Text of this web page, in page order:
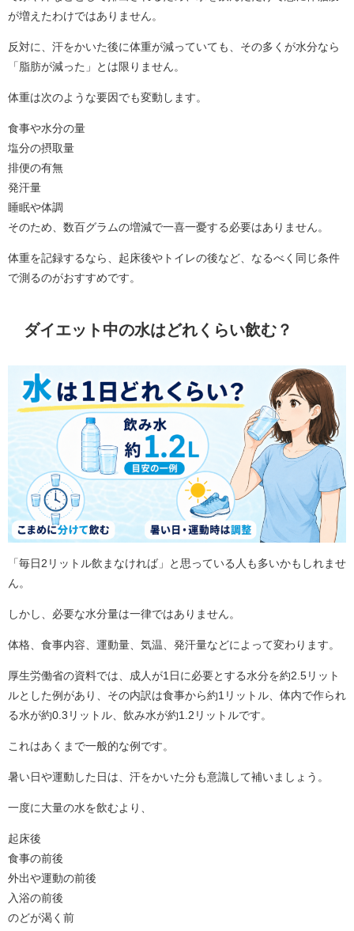
が増えたわけではありません。
反対に、汗をかいた後に体重が減っていても、その多くが水分なら
「脂肪が減った」とは限りません。
体重は次のような要因でも変動します。
食事や水分の量
塩分の摂取量
排便の有無
発汗量
睡眠や体調
そのため、数百グラムの増減で一喜一憂する必要はありません。
体重を記録するなら、起床後やトイレの後など、なるべく同じ条件
で測るのがおすすめです。
ダイエット中の水はどれくらい飲む？
「毎日2リットル飲まなければ」と思っている人も多いかもしれませ
ん。
しかし、必要な水分量は一律ではありません。
体格、食事内容、運動量、気温、発汗量などによって変わります。
厚生労働省の資料では、成人が1日に必要とする水分を約2.5リット
ルとした例があり、その内訳は食事から約1リットル、体内で作られ
る水が約0.3リットル、飲み水が約1.2リットルです。
これはあくまで一般的な例です。
暑い日や運動した日は、汗をかいた分も意識して補いましょう。
一度に大量の水を飲むより、
起床後
食事の前後
外出や運動の前後
入浴の前後
のどが渴く前